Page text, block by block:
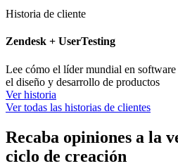
Historia de cliente
Zendesk + UserTesting
Lee cómo el líder mundial en
el diseño y desarrollo de productos
Ver historia
Ver todas las historias de clientes
Recaba opiniones a la
ciclo de creación